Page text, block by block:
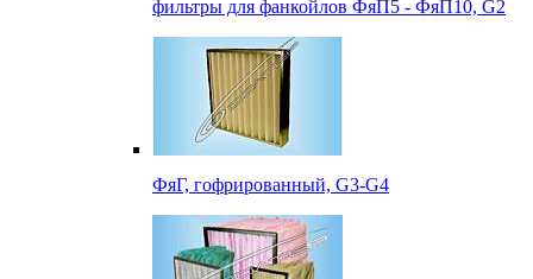
фильтры для фанкойлов ФяП5 - ФяП10, G2
ФяГ, гофрированный, G3-G4